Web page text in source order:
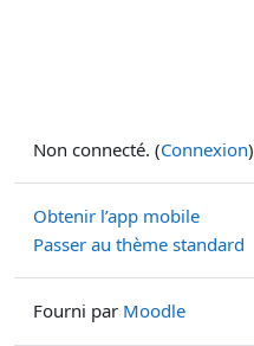
Non connecté. (Connexion)
Obtenir l’app mobile
Passer au thème standard
Fourni par Moodle